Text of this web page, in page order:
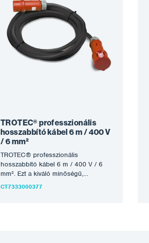
TROTEC® professzionális
hosszabbító kábel 6 m / 400 V
/ 6 mm²
TROTEC® professzionális
hosszabbító kábel 6 m / 400 V / 6
mm². Ezt a kiváló minőségű,
rendkívül robusztus 400 V-os…
CT7333000377